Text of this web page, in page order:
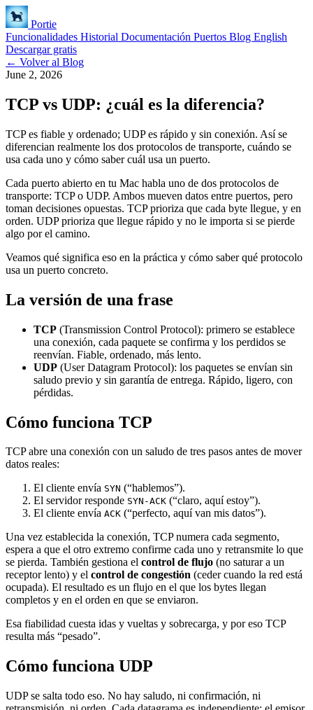
Portie
Funcionalidades Historial Documentación Puertos Blog English
Descargar gratis
← Volver al Blog
June 2, 2026
TCP vs UDP: ¿cuál es la diferencia?
TCP es fiable y ordenado; UDP es rápido y sin conexión. Así se
diferencian realmente los dos protocolos de transporte, cuándo se
usa cada uno y cómo saber cuál usa un puerto.
Cada puerto abierto en tu Mac habla uno de dos protocolos de
transporte: TCP o UDP. Ambos mueven datos entre puertos, pero
toman decisiones opuestas. TCP prioriza que cada byte llegue, y en
orden. UDP prioriza que llegue rápido y no le importa si se pierde
algo por el camino.
Veamos qué significa eso en la práctica y cómo saber qué protocolo
usa un puerto concreto.
La versión de una frase
TCP (Transmission Control Protocol): primero se establece
una conexión, cada paquete se confirma y los perdidos se
reenvían. Fiable, ordenado, más lento.
UDP (User Datagram Protocol): los paquetes se envían sin
saludo previo y sin garantía de entrega. Rápido, ligero, con
pérdidas.
Cómo funciona TCP
TCP abre una conexión con un saludo de tres pasos antes de mover
datos reales:
El cliente envía SYN (“hablemos”).
El servidor responde SYN-ACK (“claro, aquí estoy”).
El cliente envía ACK (“perfecto, aquí van mis datos”).
Una vez establecida la conexión, TCP numera cada segmento,
espera a que el otro extremo confirme cada uno y retransmite lo que
se pierda. También gestiona el control de flujo (no saturar a un
receptor lento) y el control de congestión (ceder cuando la red está
ocupada). El resultado es un flujo en el que los bytes llegan
completos y en el orden en que se enviaron.
Esa fiabilidad cuesta idas y vueltas y sobrecarga, y por eso TCP
resulta más “pesado”.
Cómo funciona UDP
UDP se salta todo eso. No hay saludo, ni confirmación, ni